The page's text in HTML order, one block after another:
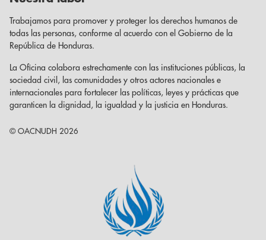
Trabajamos para promover y proteger los derechos humanos de
todas las personas, conforme al acuerdo con el Gobierno de la
República de Honduras.
La Oficina colabora estrechamente con las instituciones públicas, la
sociedad civil, las comunidades y otros actores nacionales e
internacionales para fortalecer las políticas, leyes y prácticas que
garanticen la dignidad, la igualdad y la justicia en Honduras.
© OACNUDH 2026